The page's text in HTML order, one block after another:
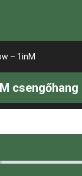
– 1inM